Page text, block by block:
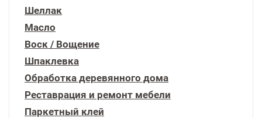
Шеллак
Масло
Воск / Вощение
Шпаклевка
Обработка деревянного дома
Реставрация и ремонт мебели
Паркетный клей